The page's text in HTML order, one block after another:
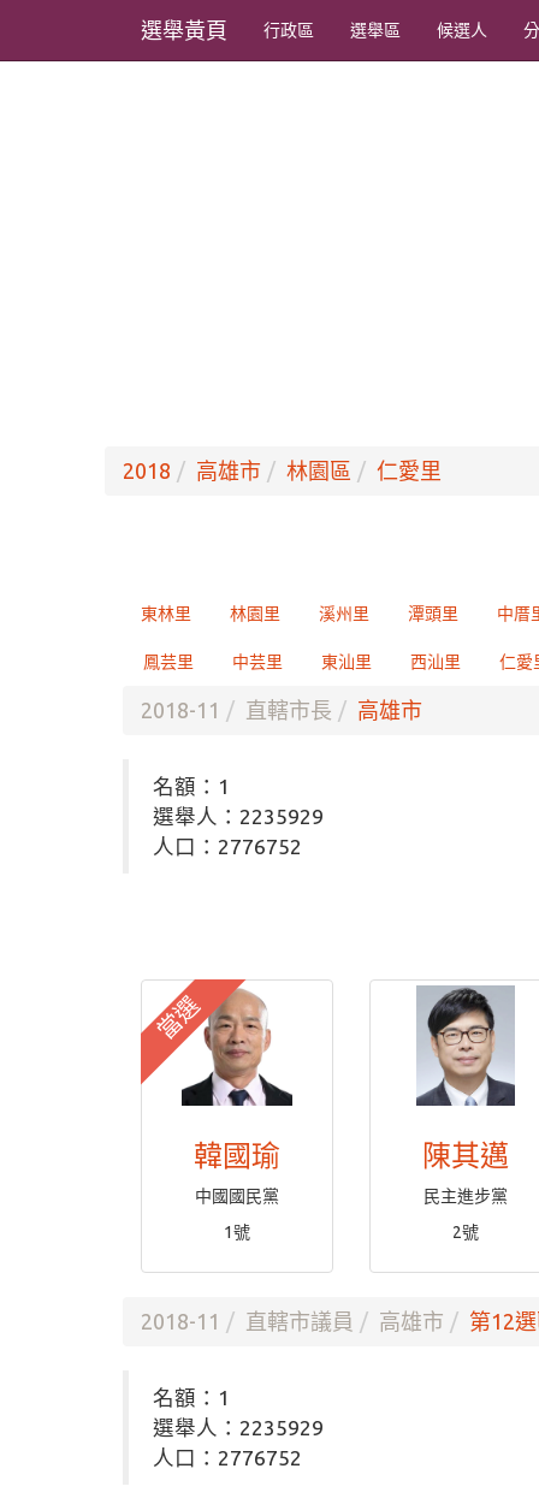
選舉黃頁 行政區 選舉區 候選人
2018 高雄市 林園區 仁愛里
東林里 林園里 溪州里 潭頭里 中厝
鳳芸里 中芸里 東汕里 西汕里 仁愛
2018-11 直轄市長 高雄市
名額：1
選舉人：2235929
人口：2776752
當選
韓國瑜
中國國民黨
1號
陳其邁
民主進步黨
2號
2018-11 直轄市議員 高雄市 第12
名額：1
選舉人：2235929
人口：2776752